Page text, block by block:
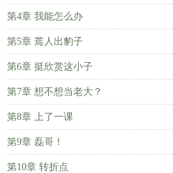
第4章 我能怎么办
第5章 蔫人出豹子
第6章 挺欣赏这小子
第7章 想不想当老大？
第8章 上了一课
第9章 磊哥！
第10章 转折点